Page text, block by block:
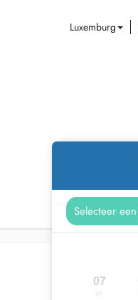
Luxemburg
07